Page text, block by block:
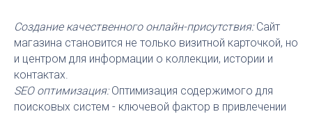
Создание качественного онлайн-присутствия: Сайт
магазина становится не только визитной карточкой, но
и центром для информации о коллекции, истории и
контактах.
SEO оптимизация:Оптимизация содержимого для
поисковых систем - ключевой фактор в привлечении